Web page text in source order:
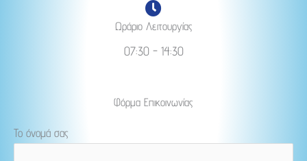
Ωράριο Λειτουργίας
07:30 - 14:30
Φόρμα Επικοινωνίας
Το όνομά σας